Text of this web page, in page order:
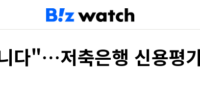
다"…저축은행 신용평